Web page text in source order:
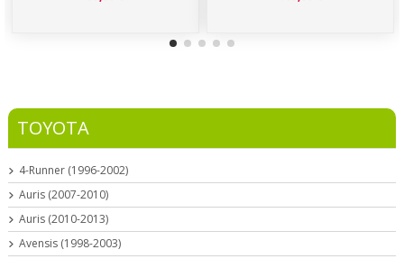
TOYOTA
4-Runner (1996-2002)
Auris (2007-2010)
Auris (2010-2013)
Avensis (1998-2003)